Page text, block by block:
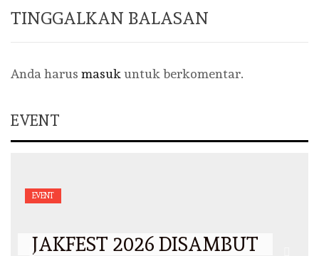
TINGGALKAN BALASAN
Anda harus masuk untuk berkomentar.
EVENT
EVENT
JAKFEST 2026 DISAMBUT